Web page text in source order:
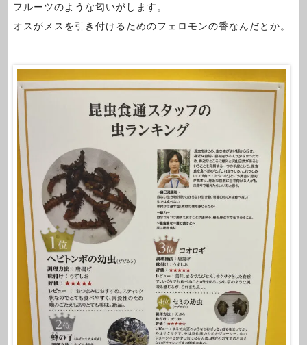
フルーツのような匂いがします。
オスがメスを引き付けるためのフェロモンの香なんだとか。